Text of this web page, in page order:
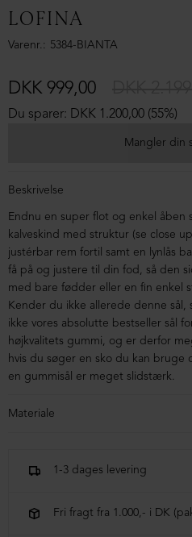
LOFINA
Varenr. 5384-BIANTA
Du sparer: DKK 1.200,00 (55%)
DKK 999,00
Mangler din
Beskrivelse
Endnu en super flot og enkel åben
kalveskind med struktur (se close
justérbar rem fortil samt en lynlås
få på og justere til din fod, så den
med bare fødder eller en fin enkel
Kender du ikke allerede denne
ikke vores absolutte bestseller sål
højkvalitets gummi, og er derfor
hvis du søger en sko du kan bruge
en gummisål er meget slidstærk.
Materiale
1-3 dages levering
Fri fragt fra 1.000,- i DK